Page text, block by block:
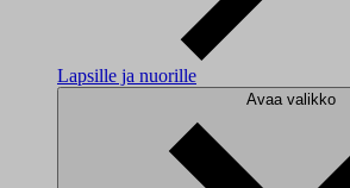
Lapsille ja nuorille
Avaa valikko